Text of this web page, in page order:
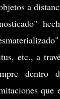
a
etc., a
dentro
que